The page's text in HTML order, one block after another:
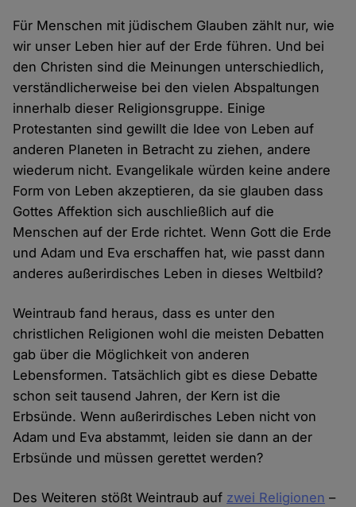
Für Menschen mit jüdischem Glauben zählt nur, wie
wir unser Leben hier auf der Erde führen. Und bei
den Christen sind die Meinungen unterschiedlich,
verständlicherweise bei den vielen Abspaltungen
innerhalb dieser Religionsgruppe. Einige
Protestanten sind gewillt die Idee von Leben auf
anderen Planeten in Betracht zu ziehen, andere
wiederum nicht. Evangelikale würden keine andere
Form von Leben akzeptieren, da sie glauben dass
Gottes Affektion sich auschließlich auf die
Menschen auf der Erde richtet. Wenn Gott die Erde
und Adam und Eva erschaffen hat, wie passt dann
anderes außerirdisches Leben in dieses Weltbild?
Weintraub fand heraus, dass es unter den
christlichen Religionen wohl die meisten Debatten
gab über die Möglichkeit von anderen
Lebensformen. Tatsächlich gibt es diese Debatte
schon seit tausend Jahren, der Kern ist die
Erbsünde. Wenn außerirdisches Leben nicht von
Adam und Eva abstammt, leiden sie dann an der
Erbsünde und müssen gerettet werden?
Des Weiteren stößt Weintraub auf zwei Religionen –